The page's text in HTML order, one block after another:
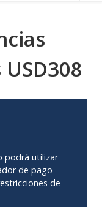
podrá utilizar
de pago
de